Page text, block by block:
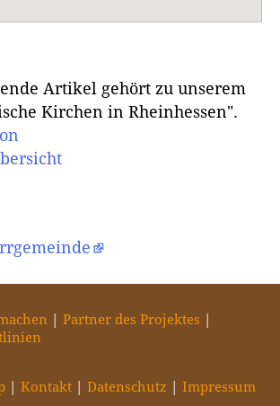
Artikel gehört zu unserem
Kirchen in Rheinhessen".
Partner des Projektes
Kontakt Datenschutz Impressum